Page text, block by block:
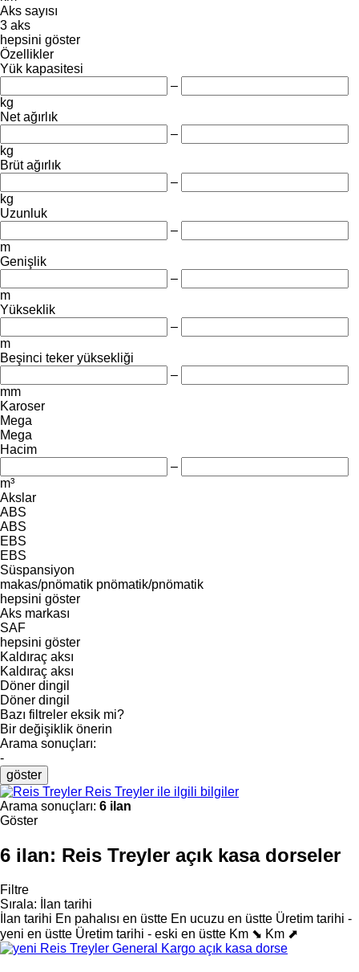
Aks sayısı
3 aks
hepsini göster
Özellikler
Yük kapasitesi
–
kg
Net ağırlık
–
kg
Brüt ağırlık
–
kg
Uzunluk
–
m
Genişlik
–
m
Yükseklik
–
m
Beşinci teker yüksekliği
–
mm
Karoser
Mega
Mega
Hacim
–
m³
Akslar
ABS
ABS
EBS
EBS
Süspansiyon
makas/pnömatik pnömatik/pnömatik
hepsini göster
Aks markası
SAF
hepsini göster
Kaldıraç aksı
Kaldıraç aksı
Döner dingil
Döner dingil
Bazı filtreler eksik mi?
Bir değişiklik önerin
Arama sonuçları:
-
göster
Reis Treyler ile ilgili bilgiler
Arama sonuçları: 6 ilan
Göster
6 ilan: Reis Treyler açık kasa dorseler
Filtre
Sırala:
İlan tarihi
İlan tarihi En pahalısı en üstte En ucuzu en üstte Üretim tarihi -
yeni en üstte Üretim tarihi - eski en üstte Km ⬊ Km ⬈